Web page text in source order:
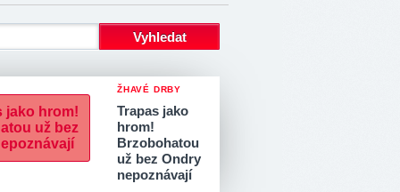
ŽHAVÉ DRBY
Trapas jako
hrom!
Brzobohatou
už bez Ondry
nepoznávají